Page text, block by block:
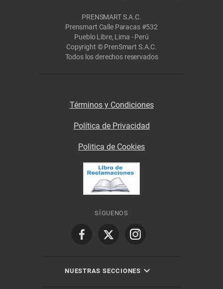
PRENSMART S.A.C.
Prensmart Calle Paracas #532
Pueblo Libre, Lima - Perú
Copyright © PrenSmart S.A.C.
Todos los derechos reservados
Términos y Condiciones
Política de Privacidad
Politica de Cookies
SÍGUENOS
NUESTRAS SECCIONES